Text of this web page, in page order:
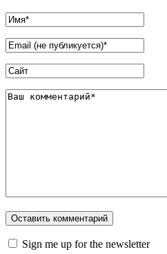
Sign me up for the newsletter